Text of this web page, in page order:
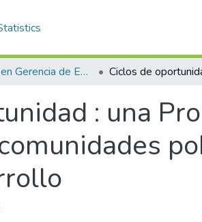
Maestría en Gerencia de Empresas Sociales para la Innovación Social y el Desarrollo Local (tesis)
: una